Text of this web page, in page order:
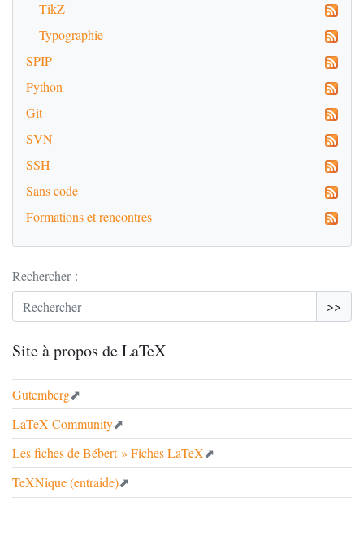
TikZ
Typographie
SPIP
Python
Git
SVN
SSH
Sans code
Formations et rencontres
Rechercher :
>>
Site à propos de LaTeX
Gutemberg
LaTeX Community
Les fiches de Bébert » Fiches LaTeX
TeXNique (entraide)